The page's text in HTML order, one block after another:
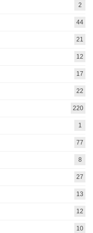
2
44
21
12
17
22
220
1
77
8
27
13
12
10